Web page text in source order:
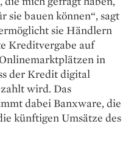
sie bauen können“, sagt
sie Händlern
Kreditvergabe auf
in
der Kredit digital
wird. Das
dabei Banxware, die
künftigen Umsätze des